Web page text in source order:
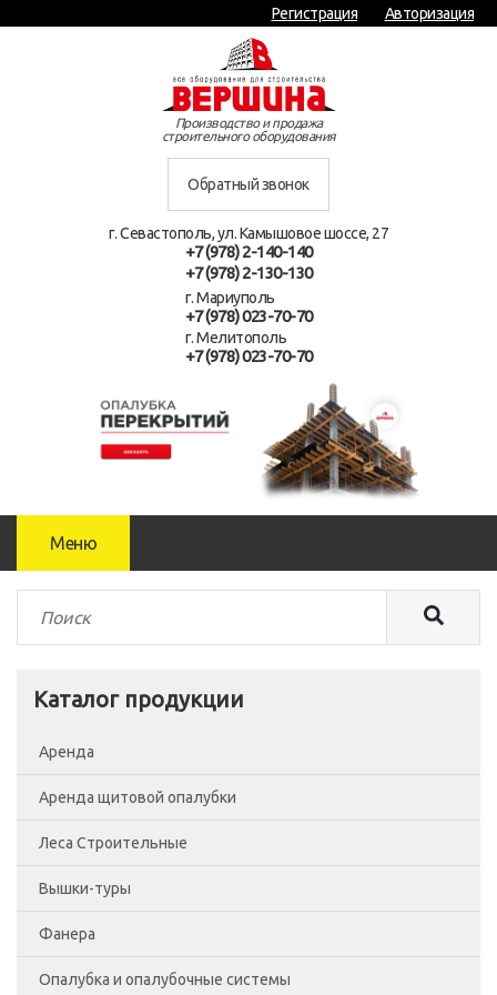
Регистрация Авторизация
Производство и продажа
строительного оборудования
Обратный звонок
г. Севастополь, ул. Камышовое шоссе, 27
+7 (978) 2-140-140
+7 (978) 2-130-130
г. Мариуполь
+7 (978) 023-70-70
г. Мелитополь
+7 (978) 023-70-70
Меню
Каталог продукции
Аренда
Аренда щитовой опалубки
Леса Строительные
Леса рамные
Помосты
Сетка фасадная
Вышки-туры
Вышка-тура ВСП-250/0.7
Вышка-тура ВСП-250/1.2
Фанера
Фанера Россия
Опалубка и опалубочные системы